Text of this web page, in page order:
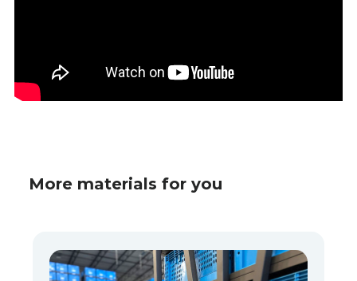
More materials for you